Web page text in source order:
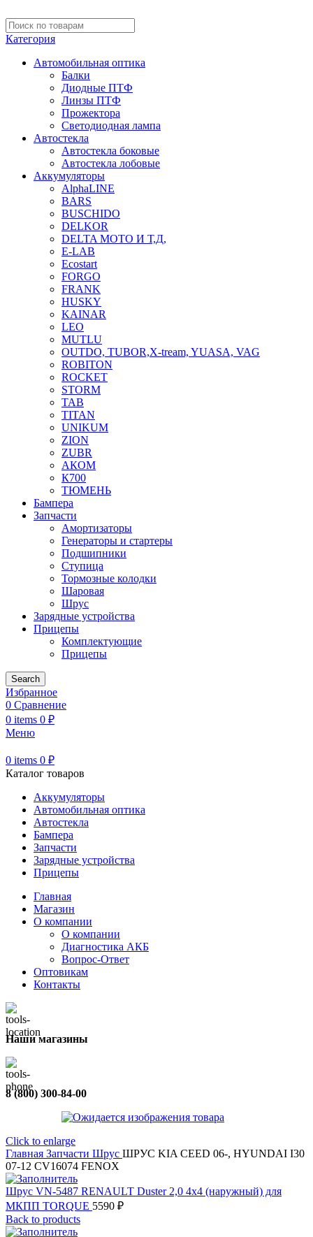
Категория
Автомобильная оптика
Балки
Диодные ПТФ
Линзы ПТФ
Прожектора
Светодиодная лампа
Автостекла
Автостекла боковые
Автостекла лобовые
Аккумуляторы
AlphaLINE
BARS
BUSCHIDO
DELKOR
DELTA МОТО И Т,Д,
E-LAB
Ecostart
FORGO
FRANK
HUSKY
KAINAR
LEO
MUTLU
OUTDO, TUBOR,X-tream, YUASA, VAG
ROBITON
ROCKET
STORM
TAB
TITAN
UNIKUM
ZION
ZUBR
АКОМ
К700
ТЮМЕНЬ
Бампера
Запчасти
Амортизаторы
Генераторы и стартеры
Подшипники
Ступица
Тормозные колодки
Шаровая
Шрус
Зарядные устройства
Прицепы
Комплектующие
Прицепы
Search
Избранное
0 Сравнение
0 items 0 ₽
Меню
0 items 0 ₽
Каталог товаров
Аккумуляторы
Автомобильная оптика
Автостекла
Бампера
Запчасти
Зарядные устройства
Прицепы
Главная
Магазин
О компании
О компании
Диагностика АКБ
Вопрос-Ответ
Оптовикам
Контакты
Наши магазины
8 (800) 300-84-00
Click to enlarge
Главная Запчасти Шрус ШРУС KIA CEED 06-, HYUNDAI I30
07-12 CV16074 FENOX
Шрус VN-5487 RENAULT Duster 2,0 4х4 (наружный) для
МКПП TORQUE 5590 ₽
Back to products